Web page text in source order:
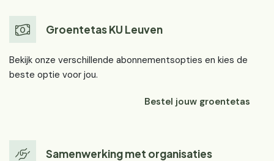
Groentetas KU Leuven
Bekijk onze verschillende abonnementsopties en kies de
beste optie voor jou.
Bestel jouw groentetas
Samenwerking met organisaties